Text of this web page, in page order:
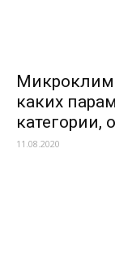
каких
категории,
11.08.2020